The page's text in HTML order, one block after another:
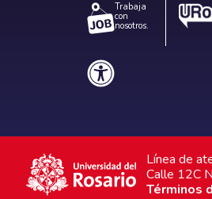
Trabaja
con
nosotros.
Línea de
Calle 12C
Términos